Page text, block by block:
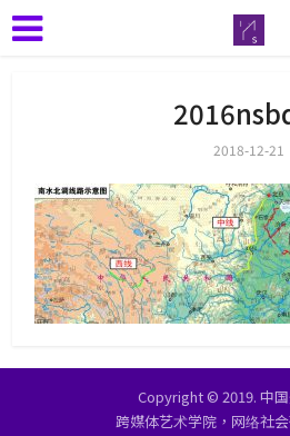
2018-12-21
Copyright © 2019. 中国
跨媒体艺术学院，网络社会